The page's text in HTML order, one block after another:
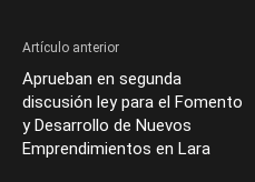
Artículo anterior
Aprueban en segunda
discusión ley para el Fomento
y Desarrollo de Nuevos
Emprendimientos en Lara